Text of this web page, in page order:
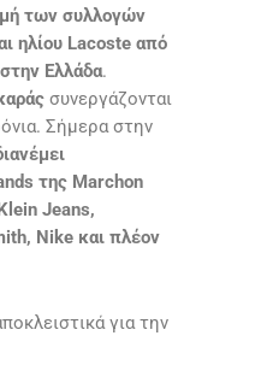
των συλλογών
ηλίου Lacoste από
Ελλάδα.
συνεργάζονται
Σήμερα στην
της Marchon
Jeans,
Nike και πλέον
για την